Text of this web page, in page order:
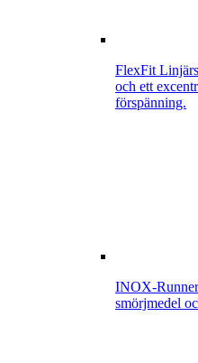
FlexFit
och ett
förspänning.
INOX-Runner
smörjmedel